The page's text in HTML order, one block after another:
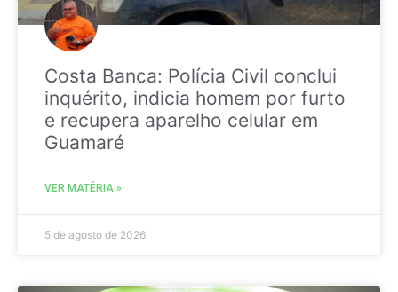
Costa Banca: Polícia Civil conclui
inquérito, indicia homem por furto
e recupera aparelho celular em
Guamaré
VER MATÉRIA »
5 de agosto de 2026